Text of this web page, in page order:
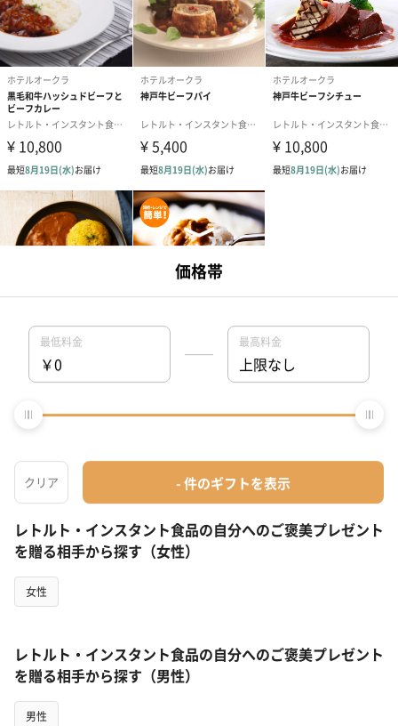
レトルト・インスタント食品の自分へのご褒美プレゼント
を贈る相手から探す（女性）
女性
レトルト・インスタント食品の自分へのご褒美プレゼント
を贈る相手から探す（男性）
男性